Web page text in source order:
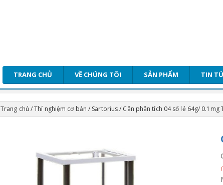
TRANG CHỦ VỀ CHÚNG TÔI SẢN PHẨM TIN
Trang chủ/Thí nghiệm cơ bản / Sartorius/ Cân phân tích 04 số lẻ 64g/ 0.1mg